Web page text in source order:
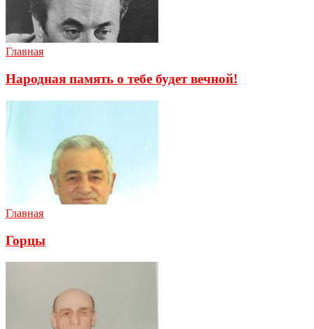
Главная
Народная память о тебе будет вечной!
Главная
Горцы